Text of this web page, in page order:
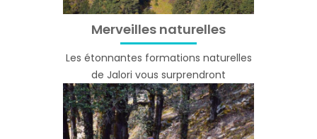
Merveilles naturelles
Les étonnantes formations naturelles
de Jalori vous surprendront